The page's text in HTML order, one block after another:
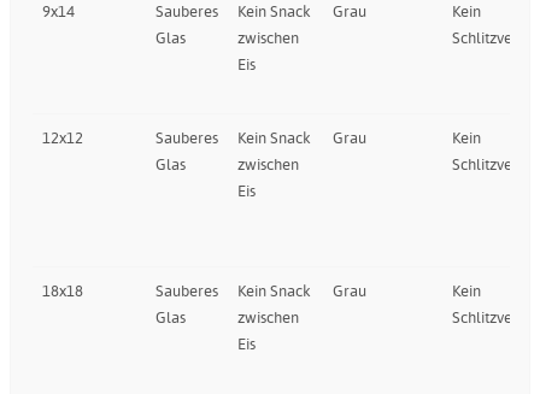
9x14
Sauberes
Glas
Kein Snack
zwischen
Eis
Grau
Kein
Schlitzventil
12x12
Sauberes
Glas
Kein Snack
zwischen
Eis
Grau
Kein
Schlitzventil
18x18
Sauberes
Glas
Kein Snack
zwischen
Eis
Grau
Kein
Schlitzventil